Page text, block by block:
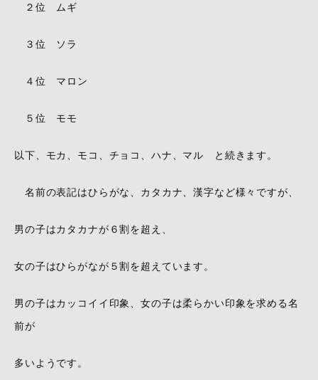
２位 ムギ
３位 ソラ
４位 マロン
５位 モモ
以下、モカ、モコ、チョコ、ハナ、マル と続きます。
名前の表記はひらがな、カタカナ、漢字など様々ですが、
男の子はカタカナが６割を超え、
女の子はひらがなが５割を超えています。
男の子はカッコイイ印象、女の子は柔らかい印象を求める名
前が
多いようです。